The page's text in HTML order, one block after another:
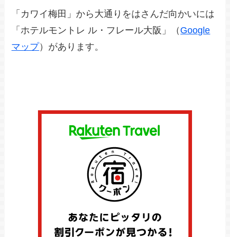
「カワイ梅田」から大通りをはさんだ向かいには
「ホテルモントレ ル・フレール大阪」（ Google
マップ）があります。